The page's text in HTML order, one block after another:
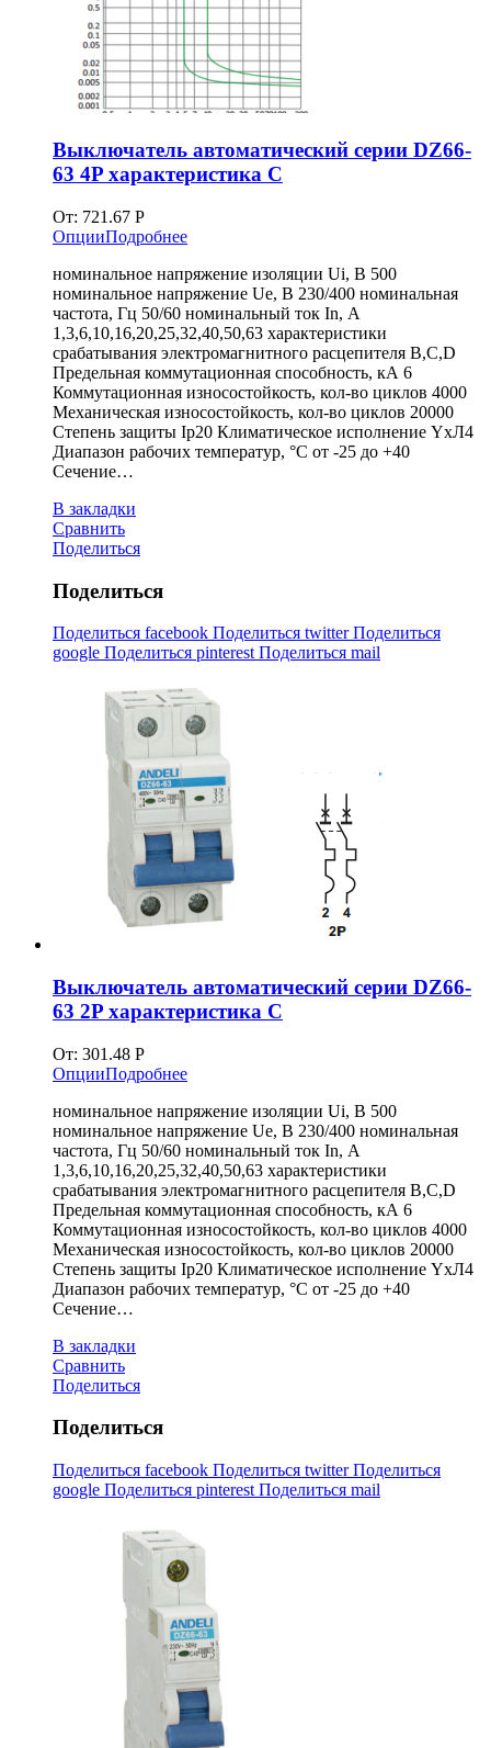
Выключатель автоматический серии DZ66-
63 4P характеристика C
От: 721.67 Р
ОпцииПодробнее
номинальное напряжение изоляции Ui, В 500
номинальное напряжение Ue, В 230/400 номинальная
частота, Гц 50/60 номинальный ток In, А
1,3,6,10,16,20,25,32,40,50,63 характеристики
срабатывания электромагнитного расцепителя B,C,D
Предельная коммутационная способность, кА 6
Коммутационная износостойкость, кол-во циклов 4000
Механическая износостойкость, кол-во циклов 20000
Степень защиты Ip20 Климатическое исполнение YxЛ4
Диапазон рабочих температур, °С от -25 до +40
Сечение…
В закладки
Сравнить
Поделиться
Поделиться
Поделиться facebook Поделиться twitterПоделиться
google Поделиться pinterest Поделиться mail
Выключатель автоматический серии DZ66-
63 2P характеристика C
От: 301.48 Р
ОпцииПодробнее
номинальное напряжение изоляции Ui, В 500
номинальное напряжение Ue, В 230/400 номинальная
частота, Гц 50/60 номинальный ток In, А
1,3,6,10,16,20,25,32,40,50,63 характеристики
срабатывания электромагнитного расцепителя B,C,D
Предельная коммутационная способность, кА 6
Коммутационная износостойкость, кол-во циклов 4000
Механическая износостойкость, кол-во циклов 20000
Степень защиты Ip20 Климатическое исполнение YxЛ4
Диапазон рабочих температур, °С от -25 до +40
Сечение…
В закладки
Сравнить
Поделиться
Поделиться
Поделиться facebook Поделиться twitterПоделиться
google Поделиться pinterest Поделиться mail